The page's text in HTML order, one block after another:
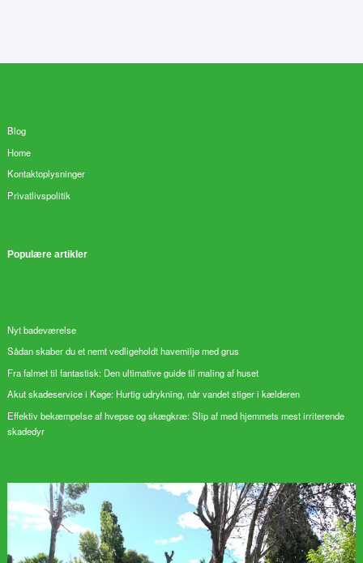
Blog
Home
Kontaktoplysninger
Privatlivspolitik
Populære artikler
Nyt badeværelse
Sådan skaber du et nemt vedligeholdt havemiljø med grus
Fra falmet til fantastisk: Den ultimative guide til maling af huset
Akut skadeservice i Køge: Hurtig udrykning, når vandet stiger i kælderen
Effektiv bekæmpelse af hvepse og skægkræ: Slip af med hjemmets mest irriterende
skadedyr